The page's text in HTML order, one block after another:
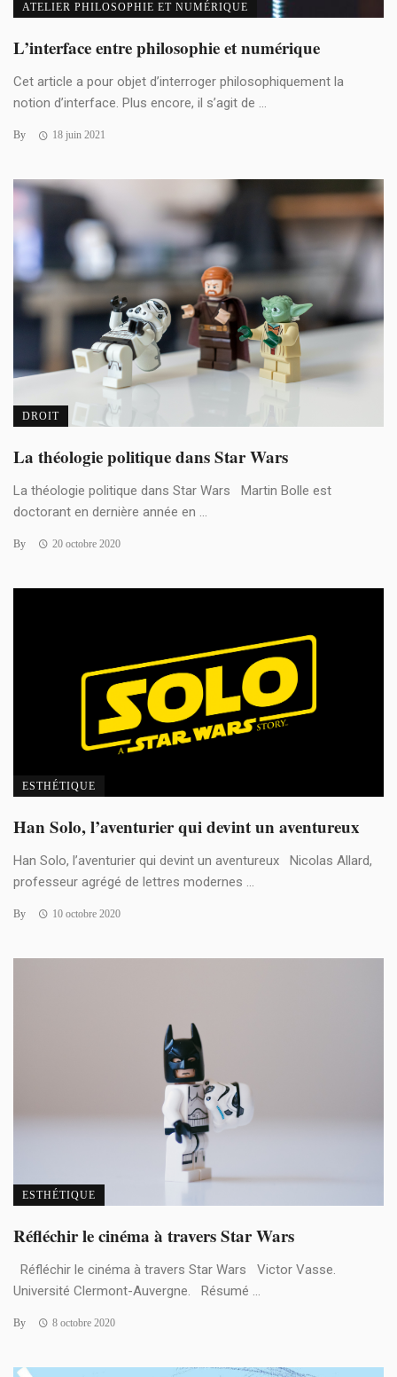
ATELIER PHILOSOPHIE ET NUMÉRIQUE
L’interface entre philosophie et numérique
Cet article a pour objet d’interroger philosophiquement la
notion d’interface. Plus encore, il s’agit de ...
By 18 juin 2021
DROIT
La théologie politique dans Star Wars
La théologie politique dans Star Wars Martin Bolle est
doctorant en dernière année en ...
By 20 octobre 2020
ESTHÉTIQUE
Han Solo, l’aventurier qui devint un aventureux
Han Solo, l’aventurier qui devint un aventureux Nicolas Allard,
professeur agrégé de lettres modernes ...
By 10 octobre 2020
ESTHÉTIQUE
Réfléchir le cinéma à travers Star Wars
Réfléchir le cinéma à travers Star Wars Victor Vasse.
Université Clermont-Auvergne. Résumé ...
By 8 octobre 2020